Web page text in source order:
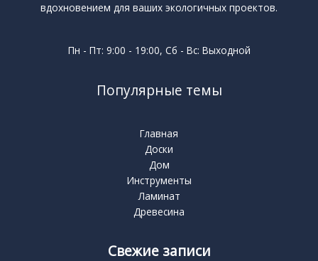
вдохновением для ваших экологичных проектов.
Пн - Пт: 9:00 - 19:00, Сб - Вс: Выходной
Популярные темы
Главная
Доски
Дом
Инструменты
Ламинат
Древесина
Свежие записи